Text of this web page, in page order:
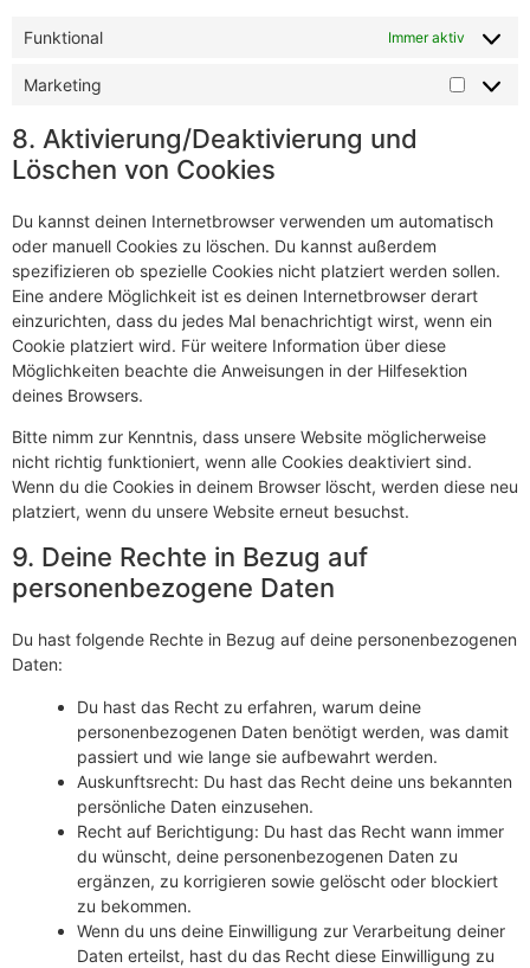
Funktional Immer aktiv
Marketing
8. Aktivierung/Deaktivierung und
Löschen von Cookies
Du kannst deinen Internetbrowser verwenden um automatisch
oder manuell Cookies zu löschen. Du kannst außerdem
spezifizieren ob spezielle Cookies nicht platziert werden sollen.
Eine andere Möglichkeit ist es deinen Internetbrowser derart
einzurichten, dass du jedes Mal benachrichtigt wirst, wenn ein
Cookie platziert wird. Für weitere Information über diese
Möglichkeiten beachte die Anweisungen in der Hilfesektion
deines Browsers.
Bitte nimm zur Kenntnis, dass unsere Website möglicherweise
nicht richtig funktioniert, wenn alle Cookies deaktiviert sind.
Wenn du die Cookies in deinem Browser löscht, werden diese neu
platziert, wenn du unsere Website erneut besuchst.
9. Deine Rechte in Bezug auf
personenbezogene Daten
Du hast folgende Rechte in Bezug auf deine personenbezogenen
Daten:
Du hast das Recht zu erfahren, warum deine
personenbezogenen Daten benötigt werden, was damit
passiert und wie lange sie aufbewahrt werden.
Auskunftsrecht: Du hast das Recht deine uns bekannten
persönliche Daten einzusehen.
Recht auf Berichtigung: Du hast das Recht wann immer
du wünscht, deine personenbezogenen Daten zu
ergänzen, zu korrigieren sowie gelöscht oder blockiert
zu bekommen.
Wenn du uns deine Einwilligung zur Verarbeitung deiner
Daten erteilst, hast du das Recht diese Einwilligung zu